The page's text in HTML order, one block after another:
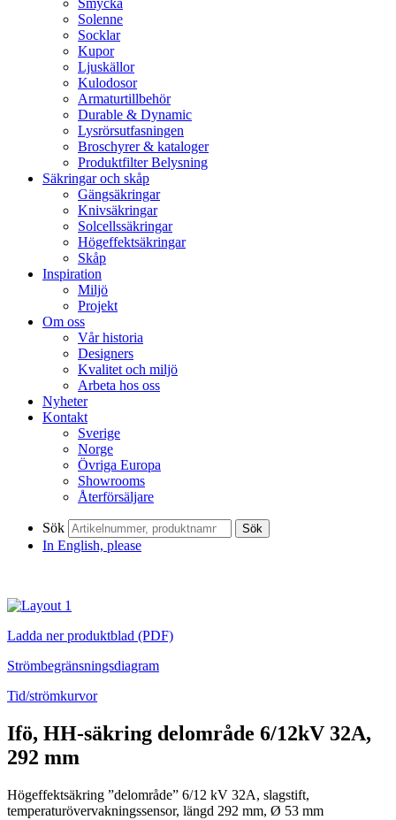
Smycka
Solenne
Socklar
Kupor
Ljuskällor
Kulodosor
Armaturtillbehör
Durable & Dynamic
Lysrörsutfasningen
Broschyrer & kataloger
Produktfilter Belysning
Säkringar och skåp
Gängsäkringar
Knivsäkringar
Solcellssäkringar
Högeffektsäkringar
Skåp
Inspiration
Miljö
Projekt
Om oss
Vår historia
Designers
Kvalitet och miljö
Arbeta hos oss
Nyheter
Kontakt
Sverige
Norge
Övriga Europa
Showrooms
Återförsäljare
Sök Sök
In English, please
Ladda ner produktblad (PDF)
Strömbegränsningsdiagram
Tid/strömkurvor
Ifö, HH-säkring delområde 6/12kV 32A,
292 mm
Högeffektsäkring ”delområde” 6/12 kV 32A, slagstift,
temperaturövervakningssensor, längd 292 mm, Ø 53 mm